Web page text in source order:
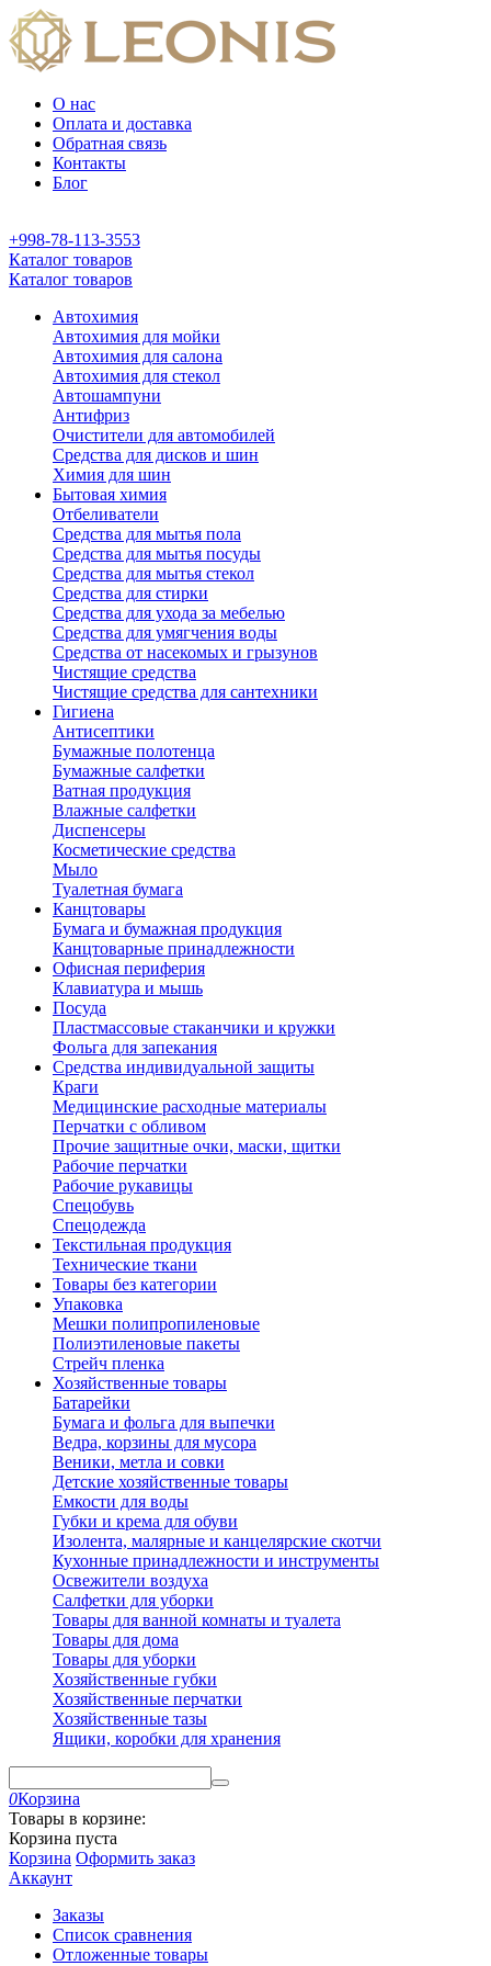
О нас
Оплата и доставка
Обратная связь
Контакты
Блог
+998-78-113-3553
Каталог товаров
Каталог товаров
Автохимия
Автохимия для мойки
Автохимия для салона
Автохимия для стекол
Автошампуни
Антифриз
Очистители для автомобилей
Средства для дисков и шин
Химия для шин
Бытовая химия
Отбеливатели
Средства для мытья пола
Средства для мытья посуды
Средства для мытья стекол
Средства для стирки
Средства для ухода за мебелью
Средства для умягчения воды
Средства от насекомых и грызунов
Чистящие средства
Чистящие средства для сантехники
Гигиена
Антисептики
Бумажные полотенца
Бумажные салфетки
Ватная продукция
Влажные салфетки
Диспенсеры
Косметические средства
Мыло
Туалетная бумага
Канцтовары
Бумага и бумажная продукция
Канцтоварные принадлежности
Офисная периферия
Клавиатура и мышь
Посуда
Пластмассовые стаканчики и кружки
Фольга для запекания
Средства индивидуальной защиты
Краги
Медицинские расходные материалы
Перчатки с обливом
Прочие защитные очки, маски, щитки
Рабочие перчатки
Рабочие рукавицы
Спецобувь
Спецодежда
Текстильная продукция
Технические ткани
Товары без категории
Упаковка
Мешки полипропиленовые
Полиэтиленовые пакеты
Стрейч пленка
Хозяйственные товары
Батарейки
Бумага и фольга для выпечки
Ведра, корзины для мусора
Веники, метла и совки
Детские хозяйственные товары
Емкости для воды
Губки и крема для обуви
Изолента, малярные и канцелярские скотчи
Кухонные принадлежности и инструменты
Освежители воздуха
Салфетки для уборки
Товары для ванной комнаты и туалета
Товары для дома
Товары для уборки
Хозяйственные губки
Хозяйственные перчатки
Хозяйственные тазы
Ящики, коробки для хранения
0Корзина
Товары в корзине:
Корзина пуста
Корзина Оформить заказ
Аккаунт
Заказы
Список сравнения
Отложенные товары